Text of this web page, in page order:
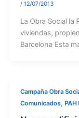
/ 12/07/2013
La Obra Social la
viviendas,
Barcelona Esta
Campaña Obra
Comunicados,